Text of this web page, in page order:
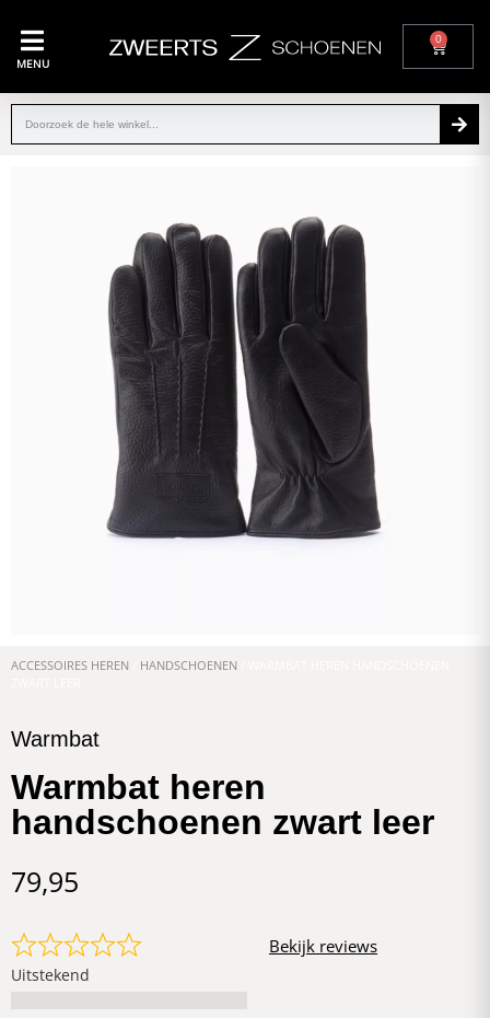
MENU
0
ACCESSOIRES HEREN HANDSCHOENEN
Warmbat
Warmbat heren
handschoenen zwart leer
79,95
Uitstekend
Bekijk reviews